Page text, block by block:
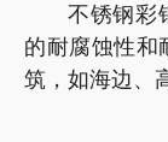
不锈钢彩
的耐腐蚀性和
筑，如海边、